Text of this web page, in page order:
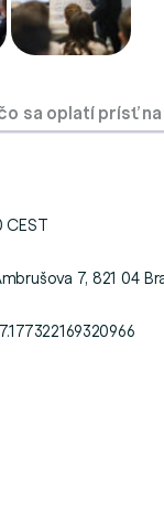
sa oplatí prísť na
CEST
7, 821 04